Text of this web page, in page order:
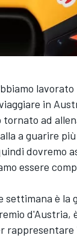
in
ad
a guarire
dovremo
essere
è la
d'Austria,